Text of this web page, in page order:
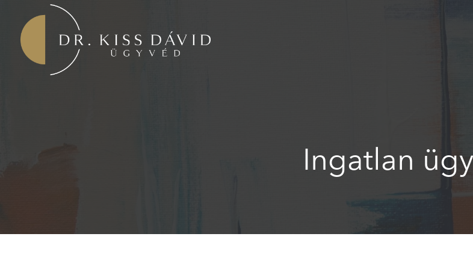
Ingatlan